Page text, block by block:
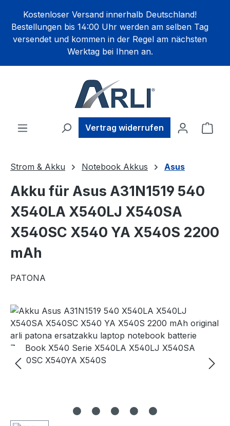
springen
Kostenloser Versand innerhalb Deutschland!
Bestellungen bis 14:00 Uhr werden am selben Tag
versendet und kommen in der Regel am nächsten
Werktag bei Ihnen an.
Vertrag widerrufen
Strom & Akku Notebook Akkus Asus
Akku für Asus A31N1519 540
X540LA X540LJ X540SA
X540SC X540 YA X540S 2200
mAh
PATONA
Bildergalerie überspringen